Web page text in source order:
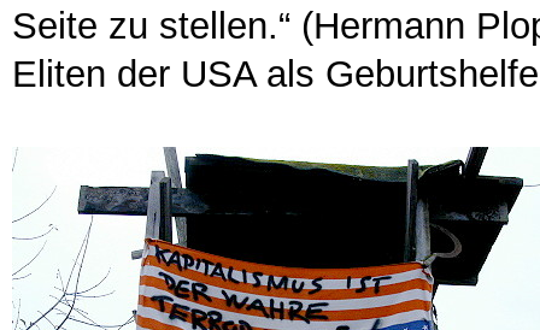
Seite zu stellen.“ (Hermann
Eliten der USA als